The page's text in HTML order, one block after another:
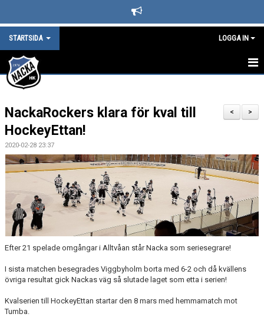
STARTSIDA LOGGA IN
STARTSIDA
DET HÄNDER I NACKA HK
LEDARE
BLI SUPPORTER I NACKA HOCKEY
KAFETERIAN
DOKUMENT
FÖRSÄKRING
>
<
NackaRockers klara för kval till
HockeyEttan!
2020-02-28 23:37
Efter 21 spelade omgångar i Alltvåan står Nacka som seriesegrare!
I sista matchen besegrades Viggbyholm borta med 6-2 och då kvällens
övriga resultat gick Nackas väg så slutade laget som etta i serien!
Kvalserien till HockeyEttan startar den 8 mars med hemmamatch mot
Tumba.